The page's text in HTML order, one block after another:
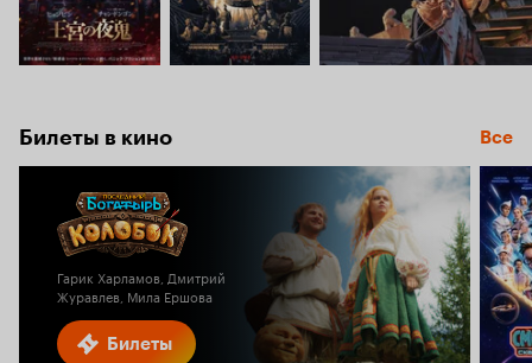
Билеты в кино Все
Билеты
Гарик Харламов, Дмитрий
Журавлев, Мила Ершова